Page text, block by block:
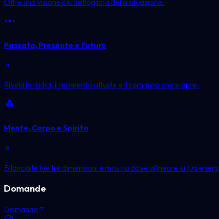
Passato, Presente e Futuro
Rivela le radici, il momento attuale e il cammino che si apre.
Mente, Corpo e Spirito
Bilancia le tue tre dimensioni e mostra dove allineare la tua
Domande
Domande